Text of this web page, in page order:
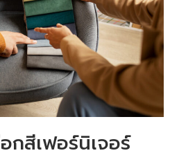
กสีเฟอร์นิเจอร์